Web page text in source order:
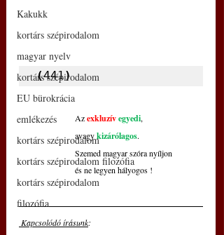
Kakukk
kortárs szépirodalom
magyar nyelv
kortárs szépirodalom
EU bürokrácia
emlékezés
kortárs szépirodalom
kortárs szépirodalom filozófia
kortárs szépirodalom
filozófia
(441)
Az exkluzívegyedi,
avagy kizárólagos.
Szemed magyar szóra nyíljon
és ne legyen hályogos !
Kapcsolódó írásunk: